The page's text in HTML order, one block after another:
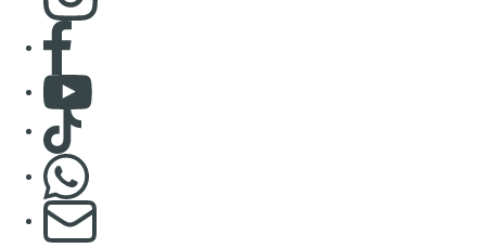
Consulter page Facebook
Consulter Youtube
Consulter TikTok
S'abonner à notre newsletter